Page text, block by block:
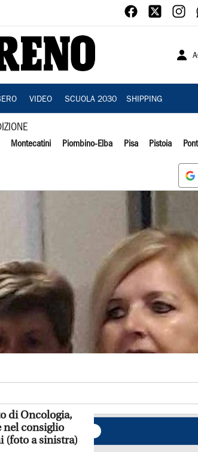
VIDEO SCUOLA 2030 SHIPPING
Montecatini Piombino-Elba Pisa Pistoia
di Oncologia,
nel consiglio
(foto a sinistra)